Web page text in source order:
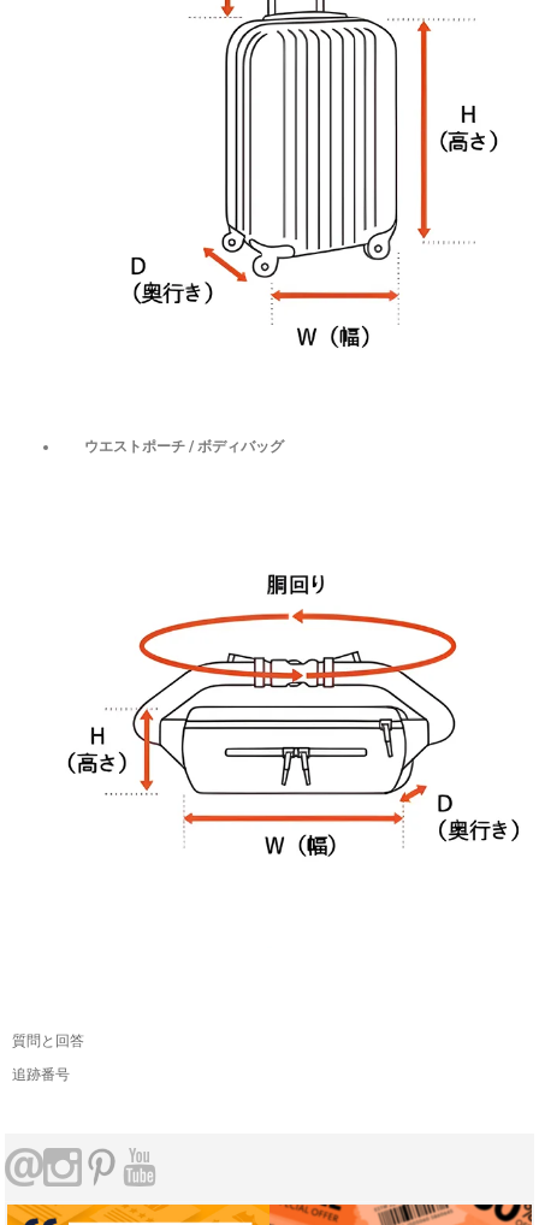
質問と回答
追跡番号
ウエストポーチ / ボディバッグ